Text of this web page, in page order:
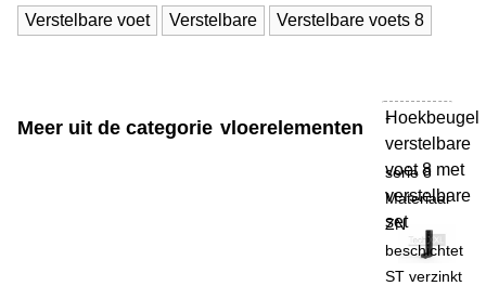
Verstelbare voet Verstelbare Verstelbare voets 8
Meer uit de categorie vloerelementen
Hoekbeugel
verstelbare
voet 8 met
verstelbare
set
-
serie 8
Materiaal
ZN
beschichtet
ST verzinkt